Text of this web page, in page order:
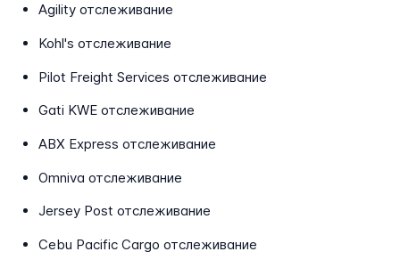
Agility отслеживание
Kohl's отслеживание
Pilot Freight Services отслеживание
Gati KWE отслеживание
ABX Express отслеживание
Omniva отслеживание
Jersey Post отслеживание
Cebu Pacific Cargo отслеживание